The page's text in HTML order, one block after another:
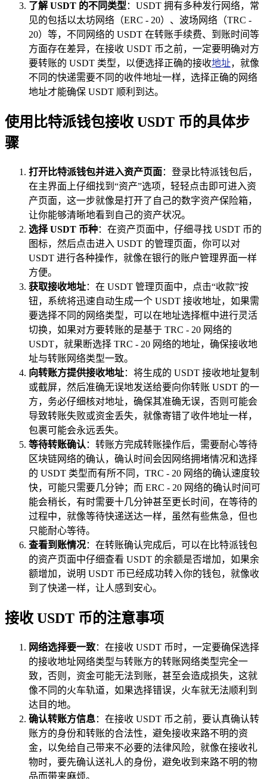
了解 USDT 的不同类型：USDT 拥有多种发行网络，常
见的包括以太坊网络（ERC - 20）、波场网络（TRC -
20）等，不同网络的 USDT 在转账手续费、到账时间等
方面存在差异，在接收 USDT 币之前，一定要明确对方
要转账的 USDT 类型，以便选择正确的接收地址，就像
不同的快递需要不同的收件地址一样，选择正确的网络
地址才能确保 USDT 顺利到达。
使用比特派钱包接收 USDT 币的具体步
骤
打开比特派钱包并进入资产页面：登录比特派钱包后，
在主界面上仔细找到“资产”选项，轻轻点击即可进入资
产页面，这一步就像是打开了自己的数字资产保险箱，
让你能够清晰地看到自己的资产状况。
选择 USDT 币种：在资产页面中，仔细寻找 USDT 币的
图标，然后点击进入 USDT 的管理页面，你可以对
USDT 进行各种操作，就像在银行的账户管理界面一样
方便。
获取接收地址：在 USDT 管理页面中，点击“收款”按
钮，系统将迅速自动生成一个 USDT 接收地址，如果需
要选择不同的网络类型，可以在地址选择框中进行灵活
切换，如果对方要转账的是基于 TRC - 20 网络的
USDT，就果断选择 TRC - 20 网络的地址，确保接收地
址与转账网络类型一致。
向转账方提供接收地址：将生成的 USDT 接收地址复制
或截屏，然后准确无误地发送给要向你转账 USDT 的一
方，务必仔细核对地址，确保其准确无误，否则可能会
导致转账失败或资金丢失，就像寄错了收件地址一样，
包裹可能会永远丢失。
等待转账确认 ：转账方完成转账操作后，需要耐心等待
区块链网络的确认，确认时间会因网络拥堵情况和选择
的 USDT 类型而有所不同，TRC - 20 网络的确认速度较
快，可能只需要几分钟；而 ERC - 20 网络的确认时间可
能会稍长，有时需要十几分钟甚至更长时间，在等待的
过程中，就像等待快递送达一样，虽然有些焦急，但也
只能耐心等待。
查看到账情况：在转账确认完成后，可以在比特派钱包
的资产页面中仔细查看 USDT 的余额是否增加，如果余
额增加，说明 USDT 币已经成功转入你的钱包，就像收
到了快递一样，让人感到安心。
接收 USDT 币的注意事项
网络选择要一致：在接收 USDT 币时，一定要确保选择
的接收地址网络类型与转账方的转账网络类型完全一
致，否则，资金可能无法到账，甚至会造成损失，这就
像不同的火车轨道，如果选择错误，火车就无法顺利到
达目的地。
确认转账方信息：在接收 USDT 币之前，要认真确认转
账方的身份和转账的合法性，避免接收来路不明的资
金，以免给自己带来不必要的法律风险，就像在接收礼
物时，要先确认送礼人的身份，避免收到来路不明的物
品而带来麻烦。